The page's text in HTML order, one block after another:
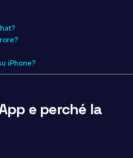
iPhone?
e perché la